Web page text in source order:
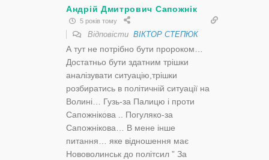
Андрій Дмитрович Сапожнік
5 років тому
Відповісти ВІКТОР СТЕПЮК
А тут не потрібно бути пророком…
Достатньо бути здатним трішки
аналізувати ситуацію,трішки
розбиратись в політичній ситуації на
Волині… Гузь-за Палицю і проти
Сапожнікова .. Погуляко-за
Сапожнікова… В мене інше
питання… яке відношення має
Нововолинськ до політсил ” За